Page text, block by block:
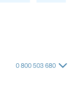
0 800 503 680